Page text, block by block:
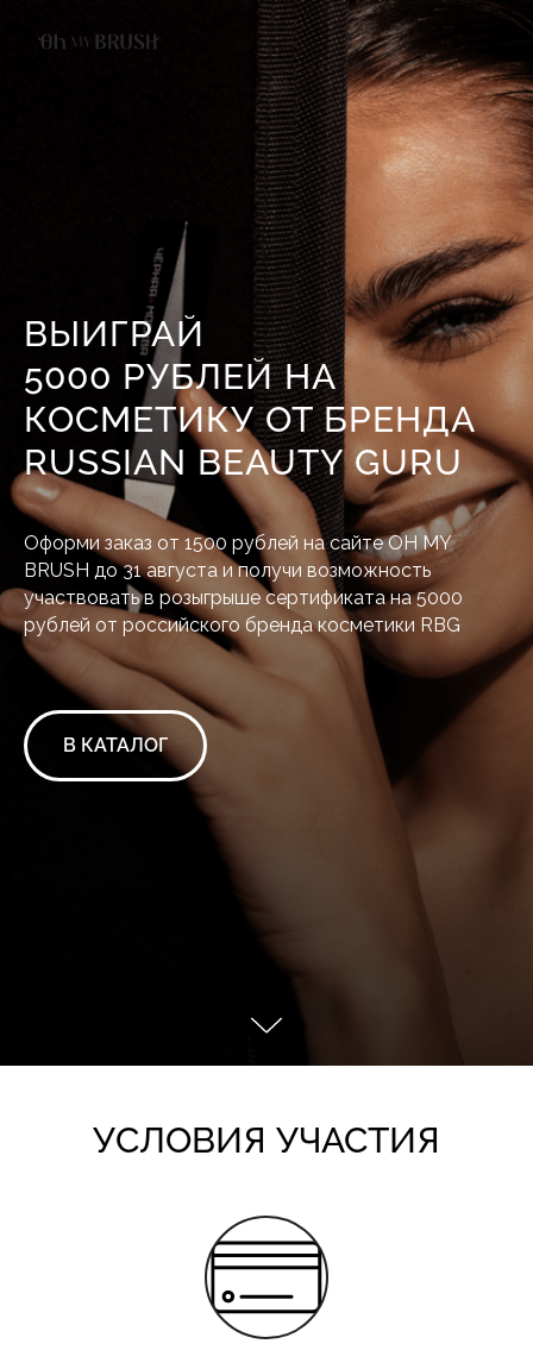
ВЫИГРАЙ
5000 РУБЛЕЙ НА
КОСМЕТИКУ ОТ БРЕНДА
RUSSIAN BEAUTY GURU
Оформи заказ от 1500 рублей на сайте OH MY
BRUSH до 31 августа и получи возможность
участвовать в розыгрыше сертификата на 5000
рублей от российского бренда косметики RBG
В КАТАЛОГ
УСЛОВИЯ УЧАСТИЯ